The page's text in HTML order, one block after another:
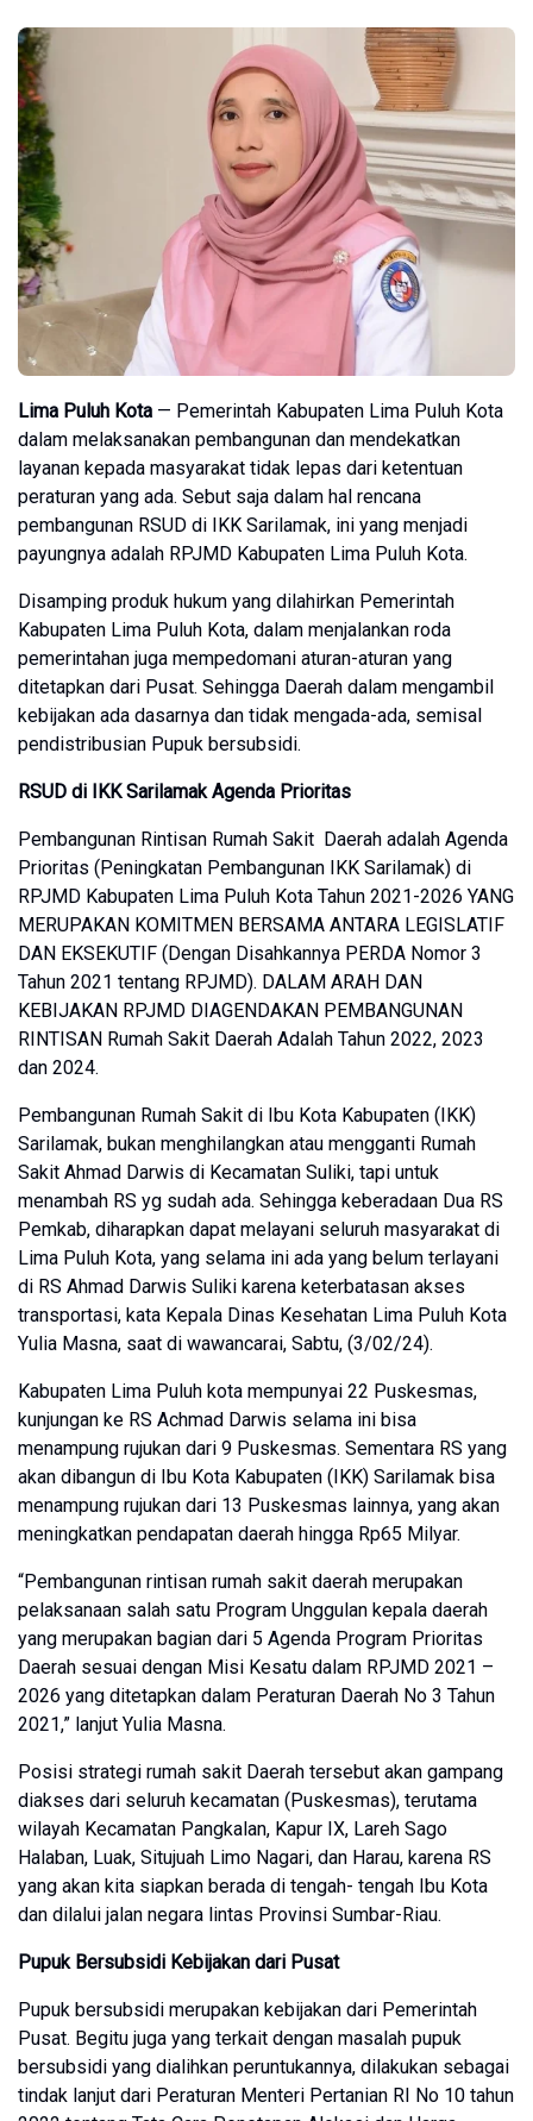
Lima Puluh Kota — Pemerintah Kabupaten Lima Puluh Kota
dalam melaksanakan pembangunan dan mendekatkan
layanan kepada masyarakat tidak lepas dari ketentuan
peraturan yang ada. Sebut saja dalam hal rencana
pembangunan RSUD di IKK Sarilamak, ini yang menjadi
payungnya adalah RPJMD Kabupaten Lima Puluh Kota.
Disamping produk hukum yang dilahirkan Pemerintah
Kabupaten Lima Puluh Kota, dalam menjalankan roda
pemerintahan juga mempedomani aturan-aturan yang
ditetapkan dari Pusat. Sehingga Daerah dalam mengambil
kebijakan ada dasarnya dan tidak mengada-ada, semisal
pendistribusian Pupuk bersubsidi.
RSUD di IKK Sarilamak Agenda Prioritas
Pembangunan Rintisan Rumah Sakit Daerah adalah Agenda
Prioritas (Peningkatan Pembangunan IKK Sarilamak) di
RPJMD Kabupaten Lima Puluh Kota Tahun 2021-2026 YANG
MERUPAKAN KOMITMEN BERSAMA ANTARA LEGISLATIF
DAN EKSEKUTIF (Dengan Disahkannya PERDA Nomor 3
Tahun 2021 tentang RPJMD). DALAM ARAH DAN
KEBIJAKAN RPJMD DIAGENDAKAN PEMBANGUNAN
RINTISAN Rumah Sakit Daerah Adalah Tahun 2022, 2023
dan 2024.
Pembangunan Rumah Sakit di Ibu Kota Kabupaten (IKK)
Sarilamak, bukan menghilangkan atau mengganti Rumah
Sakit Ahmad Darwis di Kecamatan Suliki, tapi untuk
menambah RS yg sudah ada. Sehingga keberadaan Dua RS
Pemkab, diharapkan dapat melayani seluruh masyarakat di
Lima Puluh Kota, yang selama ini ada yang belum terlayani
di RS Ahmad Darwis Suliki karena keterbatasan akses
transportasi, kata Kepala Dinas Kesehatan Lima Puluh Kota
Yulia Masna, saat di wawancarai, Sabtu, (3/02/24).
Kabupaten Lima Puluh kota mempunyai 22 Puskesmas,
kunjungan ke RS Achmad Darwis selama ini bisa
menampung rujukan dari 9 Puskesmas. Sementara RS yang
akan dibangun di Ibu Kota Kabupaten (IKK) Sarilamak bisa
menampung rujukan dari 13 Puskesmas lainnya, yang akan
meningkatkan pendapatan daerah hingga Rp65 Milyar.
“Pembangunan rintisan rumah sakit daerah merupakan
pelaksanaan salah satu Program Unggulan kepala daerah
yang merupakan bagian dari 5 Agenda Program Prioritas
Daerah sesuai dengan Misi Kesatu dalam RPJMD 2021 –
2026 yang ditetapkan dalam Peraturan Daerah No 3 Tahun
2021,” lanjut Yulia Masna.
Posisi strategi rumah sakit Daerah tersebut akan gampang
diakses dari seluruh kecamatan (Puskesmas), terutama
wilayah Kecamatan Pangkalan, Kapur IX, Lareh Sago
Halaban, Luak, Situjuah Limo Nagari, dan Harau, karena RS
yang akan kita siapkan berada di tengah- tengah Ibu Kota
dan dilalui jalan negara lintas Provinsi Sumbar-Riau.
Pupuk Bersubsidi Kebijakan dari Pusat
Pupuk bersubsidi merupakan kebijakan dari Pemerintah
Pusat. Begitu juga yang terkait dengan masalah pupuk
bersubsidi yang dialihkan peruntukannya, dilakukan sebagai
tindak lanjut dari Peraturan Menteri Pertanian RI No 10 tahun